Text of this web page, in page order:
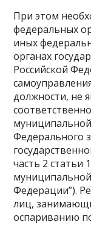
При этом
федеральных
иных
органах
Российской
должности, не
Федерального
часть 2 статьи
Федерации”).
лиц,
оспариванию